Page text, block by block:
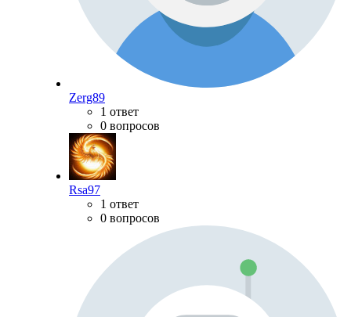
Zerg89
1 ответ
0 вопросов
Rsa97
1 ответ
0 вопросов